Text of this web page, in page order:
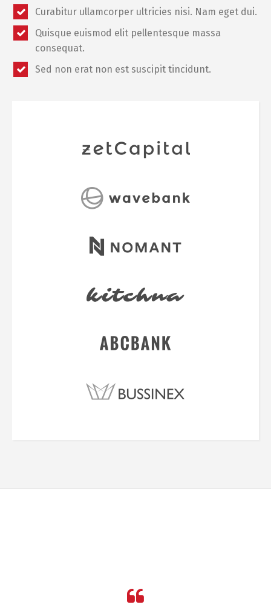
Curabitur ullamcorper ultricies nisi. Nam eget dui.
Quisque euismod elit pellentesque massa
consequat.
Sed non erat non est suscipit tincidunt.